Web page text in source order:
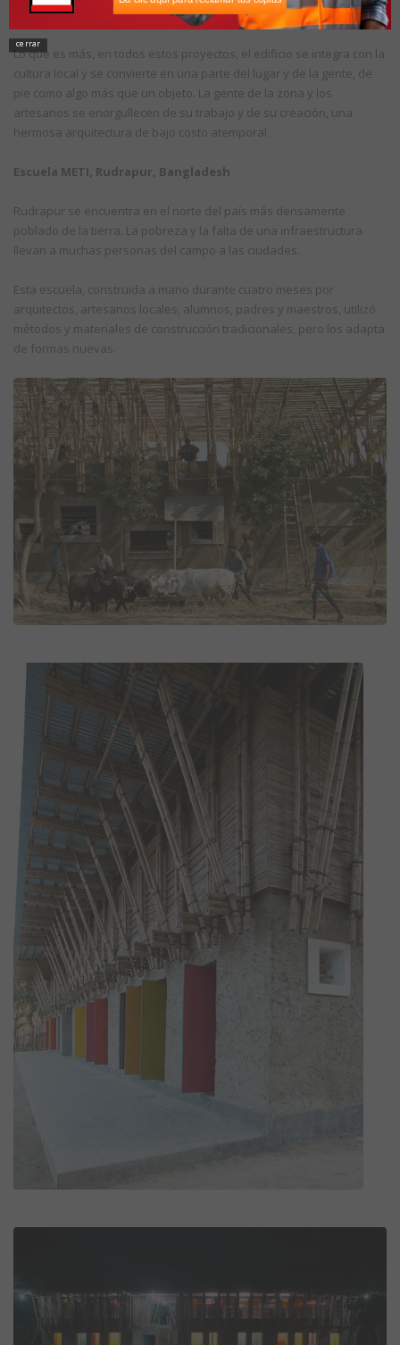
construcción.
Lo que es más, en todos estos proyectos, el edificio se integra con la
cultura local y se convierte en una parte del lugar y de la gente, de
pie como algo más que un objeto. La gente de la zona y los
artesanos se enorgullecen de su trabajo y de su creación, una
hermosa arquitectura de bajo costo atemporal.
Escuela METI, Rudrapur, Bangladesh
Rudrapur se encuentra en el norte del país más densamente
poblado de la tierra. La pobreza y la falta de una infraestructura
llevan a muchas personas del campo a las ciudades.
Esta escuela, construida a mano durante cuatro meses por
arquitectos, artesanos locales, alumnos, padres y maestros, utilizó
métodos y materiales de construcción tradicionales, pero los adapta
de formas nuevas.
cerrar